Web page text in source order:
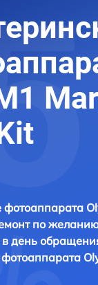
фотоаппарата
по
в день